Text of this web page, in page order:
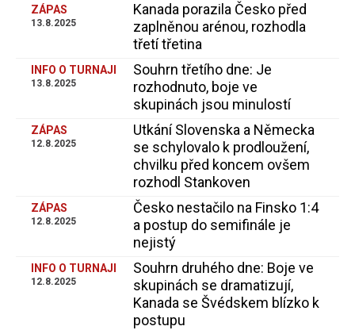
ZÁPAS
13.8.2025
Kanada porazila Česko před
zaplněnou arénou, rozhodla
třetí třetina
INFO O TURNAJI
13.8.2025
Souhrn třetího dne: Je
rozhodnuto, boje ve
skupinách jsou minulostí
ZÁPAS
12.8.2025
Utkání Slovenska a Německa
se schylovalo k prodloužení,
chvilku před koncem ovšem
rozhodl Stankoven
ZÁPAS
12.8.2025
Česko nestačilo na Finsko 1:4
a postup do semifinále je
nejistý
INFO O TURNAJI
12.8.2025
Souhrn druhého dne: Boje ve
skupinách se dramatizují,
Kanada se Švédskem blízko k
postupu